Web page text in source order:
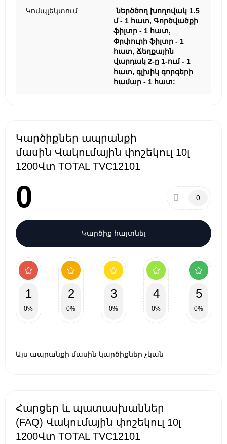
Կոմպլեկտում
ներծծող խողովակ 1․5
մ - 1 հատ, Գործվածքի
ֆիլտր - 1 հատ,
Փրփուրի ֆիլտր - 1
հատ, Ճեղքային
վարդակ 2-ը 1-ում - 1
հատ, գլխիկ գորգերի
համար - 1 հատ:
Կարծիքներ ապրանքի
մասին Վակումային փոշեկուլ 10լ
1200Վտ TOTAL TVC12101
0 0
Կարծիք հայտնել
1
0%
2
0%
3
0%
4
0%
5
0%
Այս ապրանքի մասին կարծիքներ չկան
Հարցեր և պատասխաններ
(FAQ) Վակումային փոշեկուլ 10լ
1200Վտ TOTAL TVC12101